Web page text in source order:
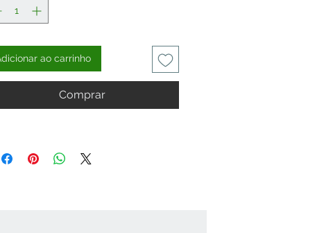
referência não tem qualquer glitter.
poderá adquirir e adicionar
ao carrinho
Comprar